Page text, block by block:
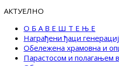
АКТУЕЛНО
О Б А В Е Ш Т Е Њ Е
Награђени ђаци
Обележена храмовна и
Парастосом и полагањем